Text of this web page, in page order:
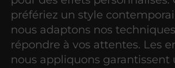
préfériez un style
nous adaptons nos
répondre à vos attentes. Les
nous appliquons garantissent